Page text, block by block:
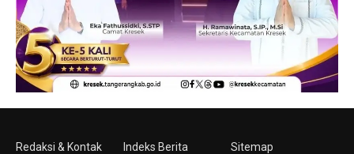
Redaksi & Kontak
Indeks Berita
Sitemap